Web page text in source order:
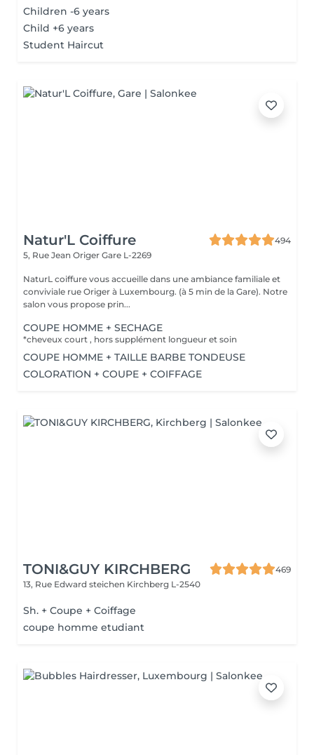
Children -6 years
Child +6 years
Student Haircut
Natur'L Coiffure
494
5, Rue Jean Origer Gare L-2269
NaturL coiffure vous accueille dans une ambiance familiale et
conviviale rue Origer à Luxembourg. (à 5 min de la Gare). Notre
salon vous propose prin...
COUPE HOMME + SECHAGE
*cheveux court , hors supplément longueur et soin
COUPE HOMME + TAILLE BARBE TONDEUSE
COLORATION + COUPE + COIFFAGE
TONI&GUY KIRCHBERG
469
13, Rue Edward steichen Kirchberg L-2540
Sh. + Coupe + Coiffage
coupe homme etudiant